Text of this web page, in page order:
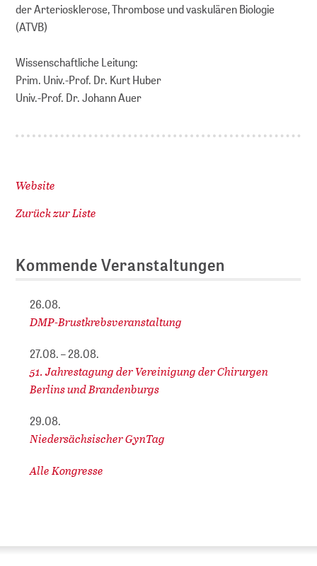
der Arteriosklerose, Thrombose und vaskulären Biologie
(ATVB)
Wissenschaftliche Leitung:
Prim. Univ.-Prof. Dr. Kurt Huber
Univ.-Prof. Dr. Johann Auer
Website
Zurück zur Liste
Kommende Veranstaltungen
26.08.
DMP-Brustkrebsveranstaltung
27.08. – 28.08.
51. Jahrestagung der Vereinigung der Chirurgen
Berlins und Brandenburgs
29.08.
Niedersächsischer GynTag
Alle Kongresse